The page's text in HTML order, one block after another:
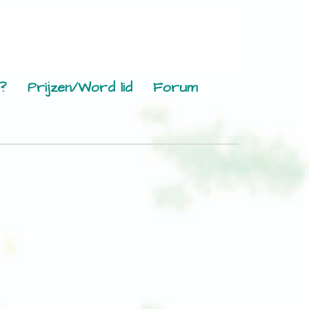
Prijzen/Word lid Forum